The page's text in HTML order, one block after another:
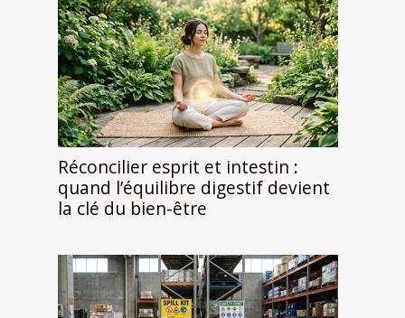
Réconcilier esprit et intestin :
quand l’équilibre digestif devient
la clé du bien-être